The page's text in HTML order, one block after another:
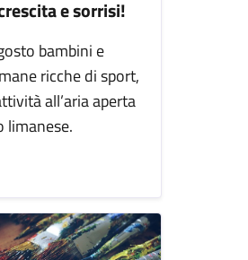
e sorrisi!
bambini e
ricche di sport,
all’aria aperta
limanese.